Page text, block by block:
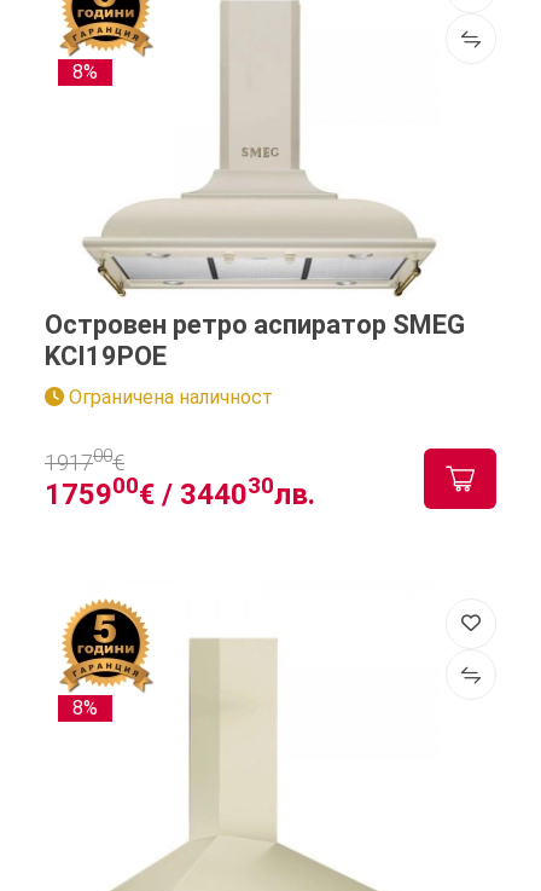
8%
Островен ретро аспиратор SMEG
KCI19POE
Ограничена наличност
175900€ / 344030лв.
191700€
8%